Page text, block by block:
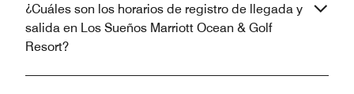
¿Cuáles son los horarios de registro de llegada y
salida en Los Sueños Marriott Ocean & Golf
Resort?